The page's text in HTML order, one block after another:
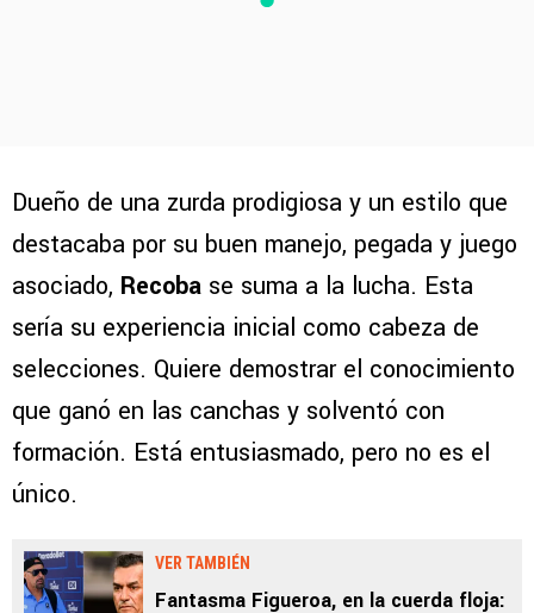
Dueño de una zurda prodigiosa y un estilo que
destacaba por su buen manejo, pegada y juego
asociado, Recoba se suma a la lucha. Esta
sería su experiencia inicial como cabeza de
selecciones. Quiere demostrar el conocimiento
que ganó en las canchas y solventó con
formación. Está entusiasmado, pero no es el
único.
VER TAMBIÉN
Fantasma Figueroa, en la cuerda floja: